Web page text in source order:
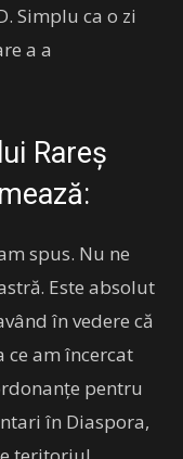
Simplu ca o zi
a a
Rareș
spus. Nu ne
Este absolut
în vedere că
ce am încercat
pentru
în Diaspora,